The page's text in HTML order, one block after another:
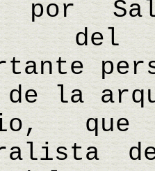
por
del
la